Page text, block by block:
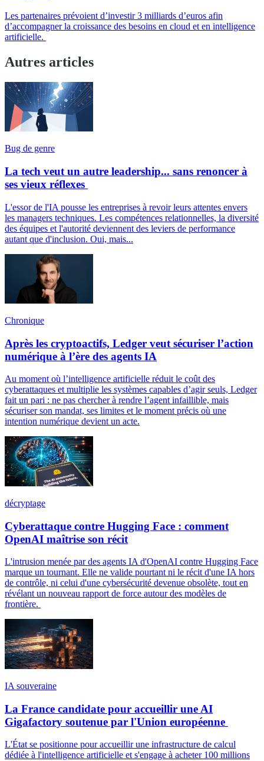
Les partenaires prévoient d’investir 3 milliards d’euros afin
d’accompagner la croissance des besoins en cloud et en intelligence
artificielle.
Autres articles
Bug de genre
La tech veut un autre leadership... sans renoncer à
ses vieux réflexes
L'essor de l'IA pousse les entreprises à revoir leurs attentes envers
les managers techniques. Les compétences relationnelles, la diversité
des équipes et l'autorité deviennent des leviers de performance
autant que d'inclusion. Oui, mais...
Chronique
Après les cryptoactifs, Ledger veut sécuriser l’action
numérique à l’ère des agents IA
Au moment où l’intelligence artificielle réduit le coût des
cyberattaques et multiplie les systèmes capables d’agir seuls, Ledger
fait un pari : ne pas chercher à rendre l’agent infaillible, mais
sécuriser son mandat, ses limites et le moment précis où une
intention numérique devient un acte.
décryptage
Cyberattaque contre Hugging Face : comment
OpenAI maîtrise son récit
L'intrusion menée par des agents IA d'OpenAI contre Hugging Face
marque un tournant. Elle ne valide pourtant ni le récit d'une IA hors
de contrôle, ni celui d'une cybersécurité devenue obsolète, tout en
révélant un nouveau rapport de force autour des modèles de
frontière.
IA souveraine
La France candidate pour accueillir une AI
Gigafactory soutenue par l'Union européenne
L'État se positionne pour accueillir une infrastructure de calcul
dédiée à l'intelligence artificielle et s'engage à acheter 100 millions